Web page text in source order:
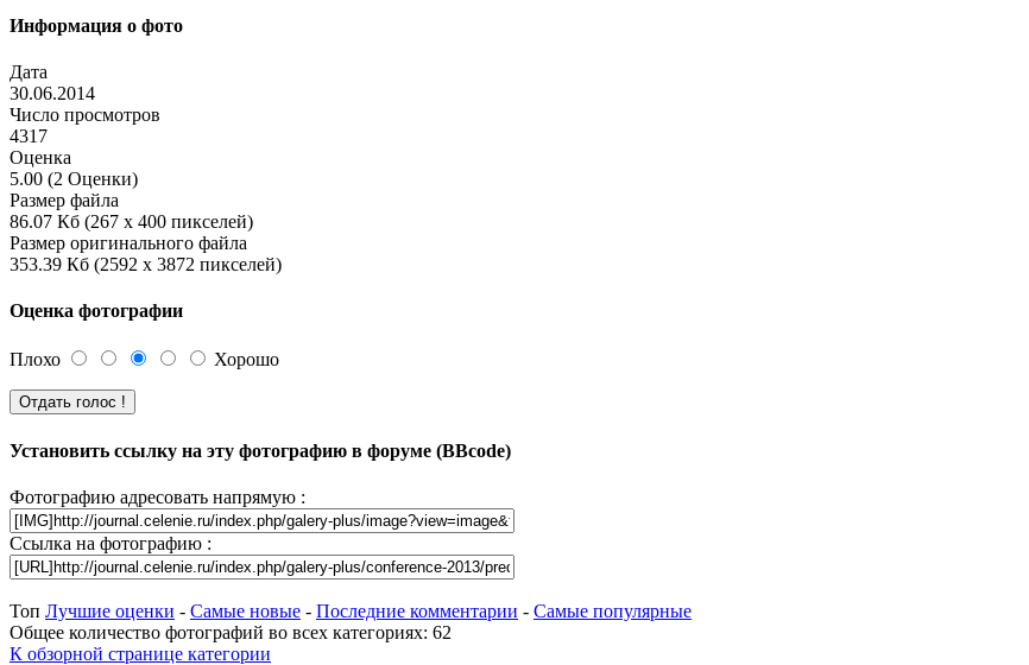
Информация о фото
Дата
30.06.2014
Число просмотров
4317
Оценка
5.00 (2 Оценки)
Размер файла
86.07 Кб (267 x 400 пикселей)
Размер оригинального файла
353.39 Кб (2592 x 3872 пикселей)
Оценка фотографии
Плохо Хорошо
Установить ссылку на эту фотографию в форуме (BBcode)
Фотографию адресовать напрямую :
Ссылка на фотографию :
Топ Лучшие оценки - Самые новые - Последние комментарии - Самые популярные
Общее количество фотографий во всех категориях: 62
К обзорной странице категории